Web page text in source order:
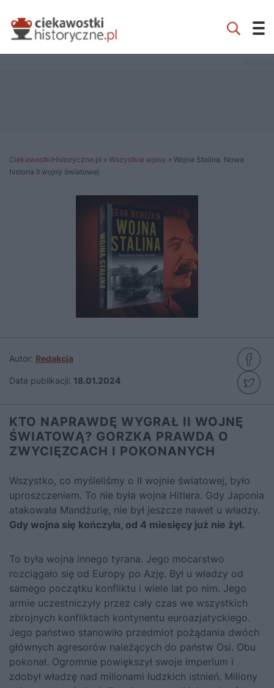
CiekawostkiHistoryczne.pl » Wszystkie wpisy » Wojna Stalina. Nowa
historia II wojny światowej
Autor: Redakcja
Data publikacji: 18.01.2024
KTO NAPRAWDĘ WYGRAŁ II WOJNĘ
ŚWIATOWĄ? GORZKA PRAWDA O
ZWYCIĘZCACH I POKONANYCH
Wszystko, co myśleliśmy o II wojnie światowej, było
uproszczeniem. To nie była wojna Hitlera. Gdy Japonia
atakowała Mandżurię, nie był jeszcze nawet u władzy.
Gdy wojna się kończyła, od 4 miesięcy już nie żył.
To była wojna innego tyrana. Jego mocarstwo
rozciągało się od Europy po Azję. Był u władzy od
samego początku konfliktu i wiele lat po nim. Jego
armie uczestniczyły przez cały czas we wszystkich
zbrojnych konfliktach kontynentu euroazjatyckiego.
Jego państwo stanowiło przedmiot pożądania dwóch
głównych agresorów należących do państw Osi. Obu
pokonał. Ogromnie powiększył swoje imperium i
zdobył władzę nad milionami ludzkich istnień. Miliony